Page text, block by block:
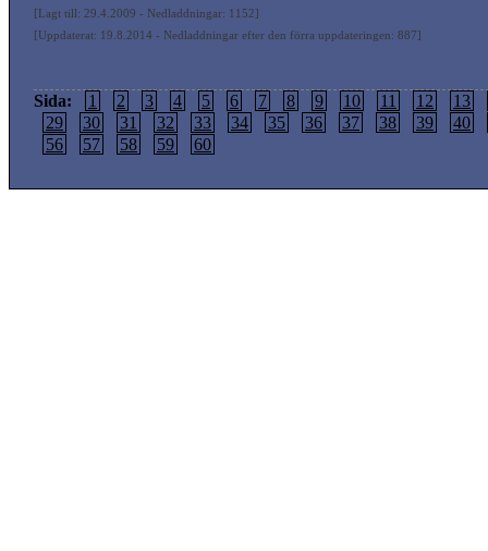
[Lagt till: 29.4.2009 - Nedladdningar: 1152]
[Uppdaterat: 19.8.2014 - Nedladdningar efter den förra uppdateringen: 887]
Sida: 1 2 3 4 5 6 7 8 9 10 11 12
13
29
30 31 32 33 34 35 36 37 38 39
40
56
57 58 59 60